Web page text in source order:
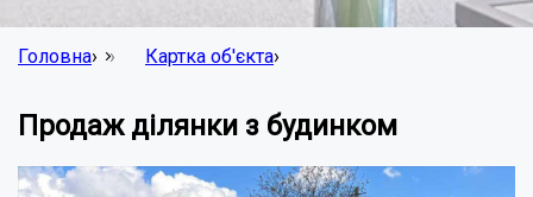
Головна› Картка об'єкта›
Продаж ділянки з будинком